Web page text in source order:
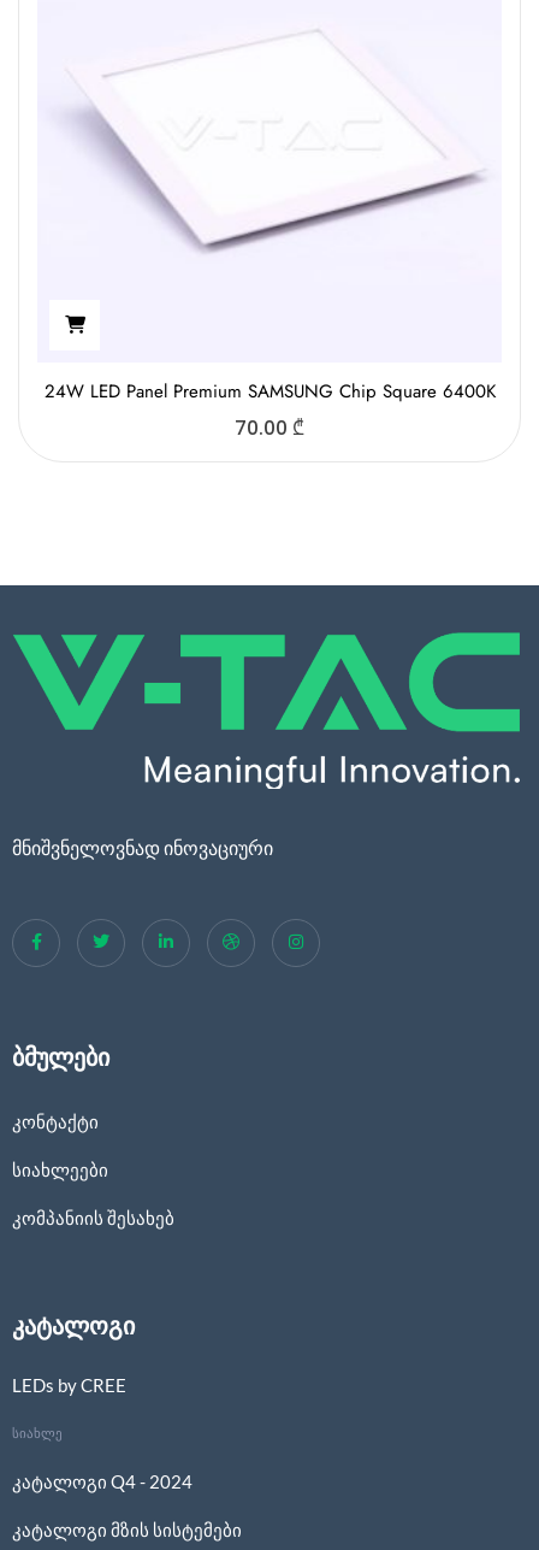
24W LED Panel Premium SAMSUNG Chip Square 6400K
70.00 ₾
მნიშვნელოვნად ინოვაციური
ბმულები
კონტაქტი
სიახლეები
კომპანიის შესახებ
კატალოგი
LEDs by CREE
სიახლე
კატალოგი Q4 - 2024
კატალოგი მზის სისტემები